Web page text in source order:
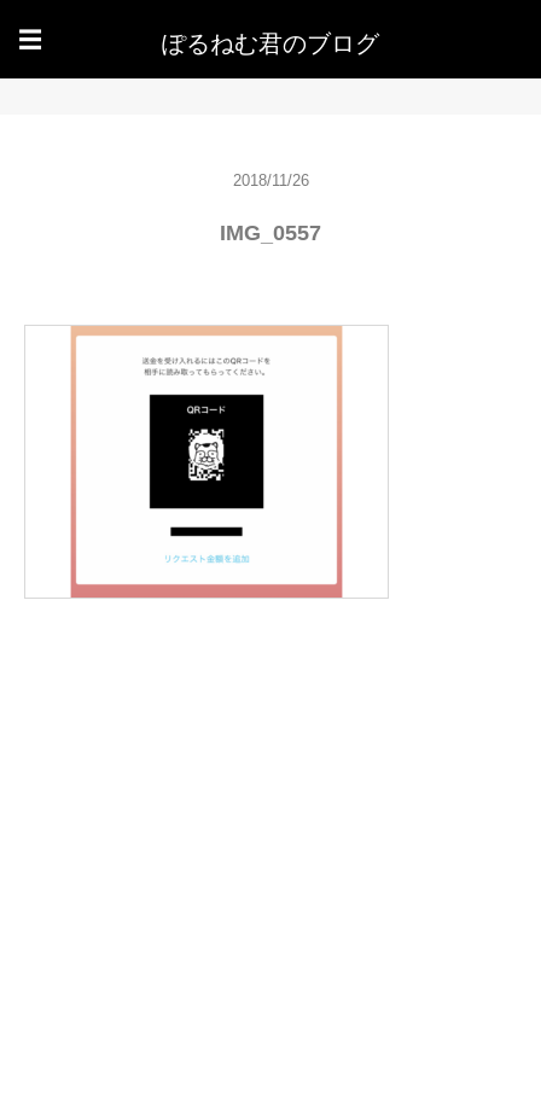
☰ ぽるねむ君のブログ
2018/11/26
IMG_0557